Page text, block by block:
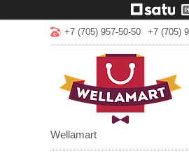
+7 (705) 957-50-50 +7 (705)
Wellamart